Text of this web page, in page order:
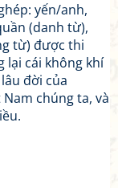
yến/anh,
(danh từ),
từ) được thi
lại cái không khí
đời của
chúng ta, và